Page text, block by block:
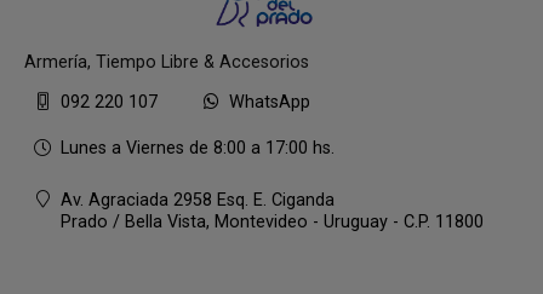
Armería, Tiempo Libre & Accesorios
092 220 107
WhatsApp
Lunes a Viernes de 8:00 a 17:00 hs.
Av. Agraciada 2958 Esq. E. Ciganda
Prado / Bella Vista, Montevideo - Uruguay - C.P. 11800